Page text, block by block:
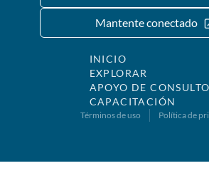
Mantente conectado
INICIO
EXPLORAR
APOYO DE
CAPACITACIÓN
Términos de uso Política de